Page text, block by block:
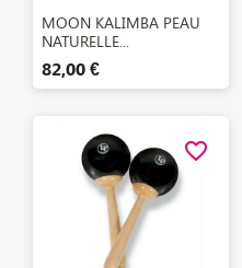
Aperçu rapide
MOON KALIMBA PEAU
NATURELLE...
82,00 €
favorite_border